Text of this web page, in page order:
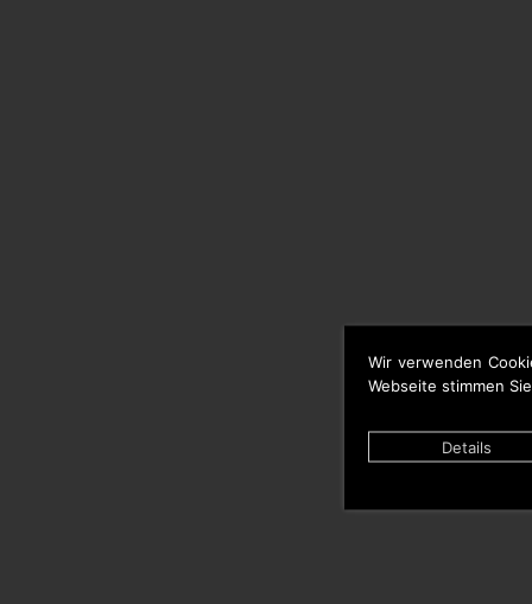
Wir verwenden
Webseite stimmen
Details